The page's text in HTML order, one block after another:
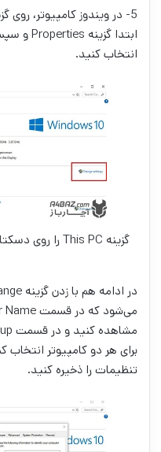
انتخاب کنید.
تنظیمات را ذخیره کنید.